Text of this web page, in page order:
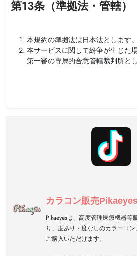
第13条（準拠法・管轄）
本規約の準拠法は日本法とします。
本サービスに関して紛争が生じた
第一審の専属的合意管轄裁判所とし
カラコン販売
Pikaeyesは、高度管理医療機器等
り、度あり・度なしのカラーコ
ご購入いただけます。